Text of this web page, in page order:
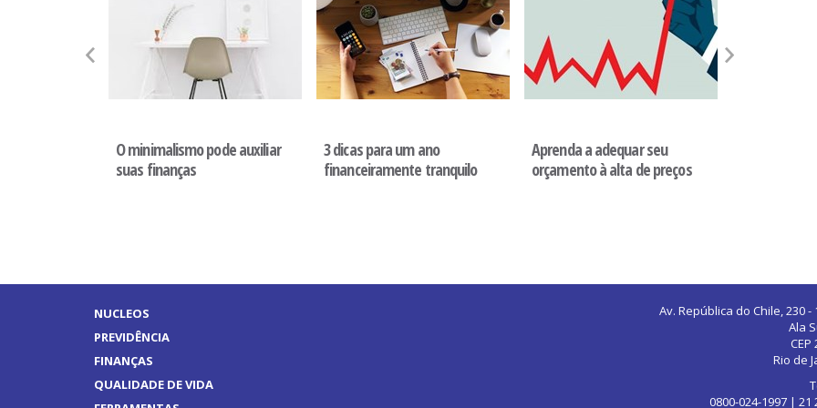
O minimalismo pode auxiliar
suas finanças
3 dicas para um ano
financeiramente tranquilo
Aprenda a adequar seu
orçamento à alta de preços
NUCLEOS
PREVIDÊNCIA
FINANÇAS
QUALIDADE DE VIDA
Av. República do Chile, 230 -
Ala
CEP
Rio de
0800-024-1997 | 21